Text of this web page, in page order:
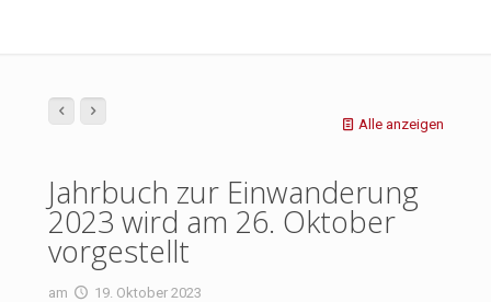
Alle anzeigen
Jahrbuch zur Einwanderung
2023 wird am 26. Oktober
vorgestellt
am 19. Oktober 2023